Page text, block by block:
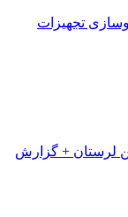
برای نوسازی تجهیزات
لرستان + گزارش